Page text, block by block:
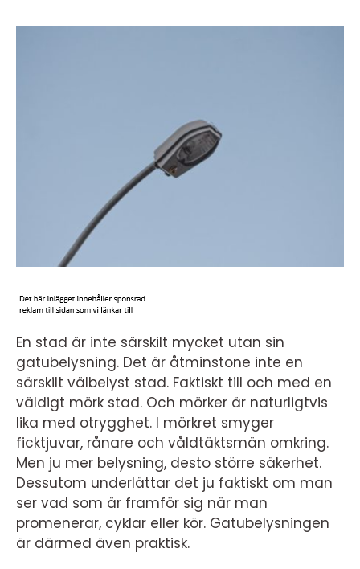
En stad är inte särskilt mycket utan sin
gatubelysning. Det är åtminstone inte en
särskilt välbelyst stad. Faktiskt till och med en
väldigt mörk stad. Och mörker är naturligtvis
lika med otrygghet. I mörkret smyger
ficktjuvar, rånare och våldtäktsmän omkring.
Men ju mer belysning, desto större säkerhet.
Dessutom underlättar det ju faktiskt om man
ser vad som är framför sig när man
promenerar, cyklar eller kör. Gatubelysningen
är därmed även praktisk.